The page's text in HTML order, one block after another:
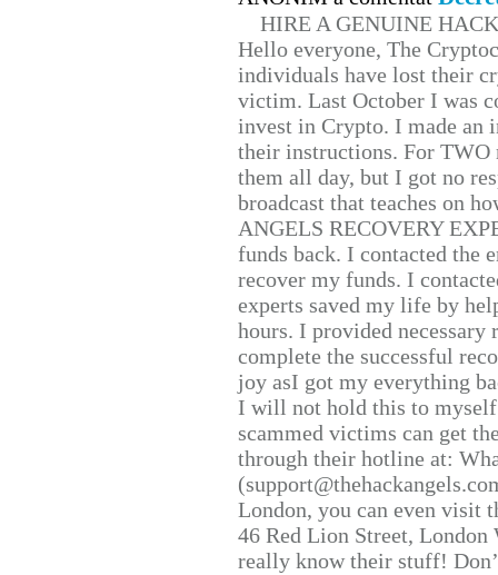
HIRE A GENUINE
Hello everyone, The
individuals have lost their
victim. Last October I was
invest in Crypto. I made
their instructions. For TWO
them all day, but I got no
broadcast that teaches on
ANGELS RECOVERY
funds back. I contacted the
recover my funds. I
experts saved my life by
hours. I provided
complete the successful
joy asI got my everything
I will not hold this to
scammed victims can get
through their hotline at:
London, you can even visit
46 Red Lion Street, London
really know their stuff!